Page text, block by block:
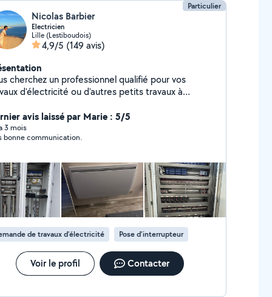
Particulier
Nicolas Barbier
Electricien
Lille (Lestiboudois)
4,9/5 (149 avis)
cherchez un professionnel qualifié pour vos
d'électricité ou d'autres petits travaux à
: Installation, réparation, mise aux normes,
d'installations électriques. - Montage de
: Meubles IKEA, Leroy Merlin, ou tout autre
et correctement. - Pose de tringles et
de télévisions et objets lourds - Pose
sols : Parquet, je réalise la pose de revêtements de
avec soin et professionnalisme. Pourquoi me choisir
pour répondre à tous vos besoins Devis
avis laissé par Marie : 5/5
3 mois
bonne communication.
de travaux d’électricité Pose d'interrupteur
Voir le profil Contacter